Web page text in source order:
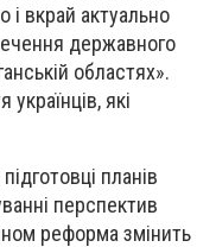
і вкрай актуально
державного
областях».
які
планів
перспектив
реформа змінить